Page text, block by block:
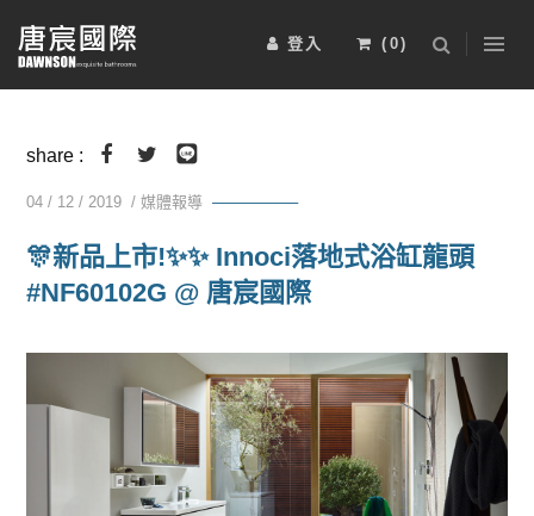
登入 ( 0)
浴室櫃 五金配件 淋浴拉門
電熱毛巾桿
2025-BRAVAT-6
2025-BRAVAT-4
share :
04 / 12 / 2019 / 媒體報導────────
🎊新品上市!✨✨ Innoci落地式浴缸龍頭
#NF60102G @ 唐宸國際